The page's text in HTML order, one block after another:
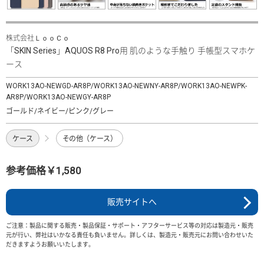
株式会社ＬｏｏＣｏ
「SKIN Series」AQUOS R8 Pro用 肌のような手触り 手帳型スマホケ
ース
WORK13AO-NEWGD-AR8P/WORK13AO-NEWNY-AR8P/WORK13AO-NEWPK-
AR8P/WORK13AO-NEWGY-AR8P
ゴールド/ネイビー/ピンク/グレー
ケース その他（ケース）
参考価格￥1,580
販売サイトへ
ご注意：製品に関する販売・製品保証・サポート・アフターサービス等の対応は製造元・販売
元が行い、弊社はいかなる責任も負いません。詳しくは、製造元・販売元にお問い合わせいた
だきますようお願いいたします。